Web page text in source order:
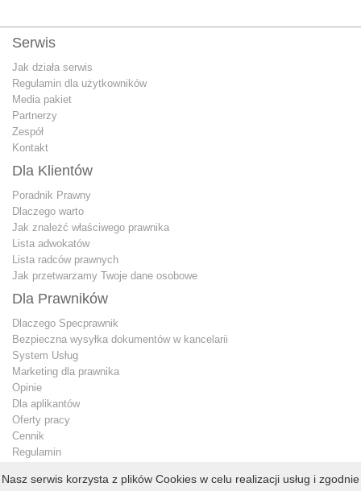
Serwis
Jak działa serwis
Regulamin dla użytkowników
Media pakiet
Partnerzy
Zespół
Kontakt
Dla Klientów
Poradnik Prawny
Dlaczego warto
Jak znależć właściwego prawnika
Lista adwokatów
Lista radców prawnych
Jak przetwarzamy Twoje dane osobowe
Dla Prawników
Dlaczego Specprawnik
Bezpieczna wysyłka dokumentów w kancelarii
System Usług
Marketing dla prawnika
Opinie
Dla aplikantów
Oferty pracy
Cennik
Regulamin
Konto premium
Nasz serwis korzysta z plików Cookies w celu realizacji usług i zgodnie